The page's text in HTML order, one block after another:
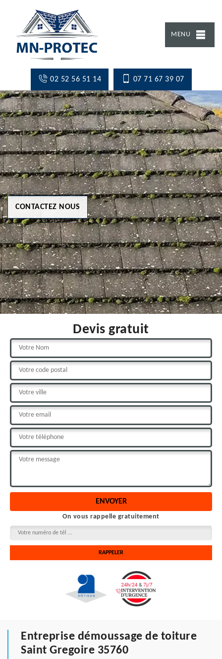
MENU
02 52 56 51 14 07 71 67 39 07
CONTACTEZ NOUS
Devis gratuit
On vous rappelle gratuitement
Entreprise démoussage de toiture
Saint Gregoire 35760